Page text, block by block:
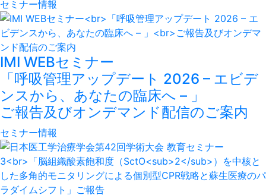
セミナー情報
IMI WEBセミナー
「呼吸管理アップデート 2026 – エビデ
ンスから、あなたの臨床へ – 」
ご報告及びオンデマンド配信のご案内
セミナー情報